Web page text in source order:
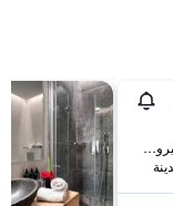
Dorfpl. 5, كيرتشبرغ ان تيرول, ولاية تيرول, النمسا